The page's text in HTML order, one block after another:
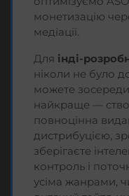
монетизацію
медіації.
Для інді-
ніколи не було
можете
найкраще —
повноцінна
дистрибуцією,
зберігаєте
контроль і
усіма жанрами,